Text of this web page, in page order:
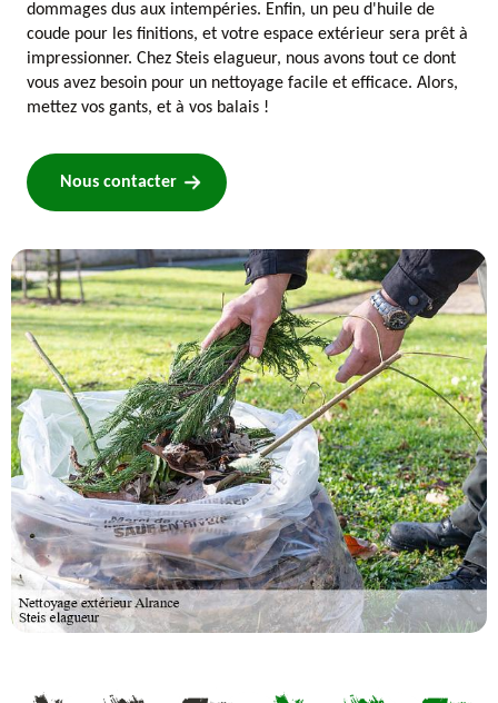
dommages dus aux intempéries. Enfin, un peu d'huile de
coude pour les finitions, et votre espace extérieur sera prêt à
impressionner. Chez Steis elagueur, nous avons tout ce dont
vous avez besoin pour un nettoyage facile et efficace. Alors,
mettez vos gants, et à vos balais !
Nous contacter